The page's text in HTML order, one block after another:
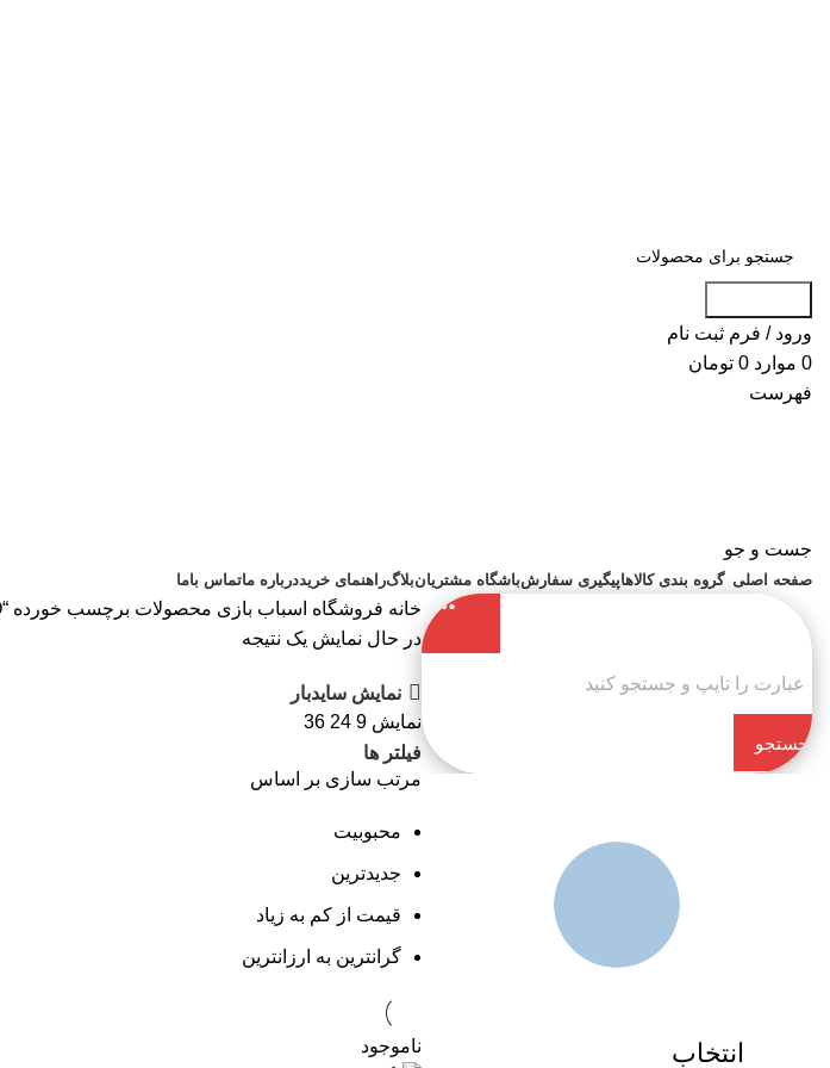
ورود / فرم ثبت نام
0 موارد 0 تومان
فهرست
جست و جو
صفحه اصلی گروه بندی کالاهاپیگیری سفارشباشگاه مشتریانبلاگراهنمای خریددرباره ماتماس باما
جستجو
انتخاب
خانه فروشگاه اسباب بازی محصولات برچسب خورده “Little Witch LEGO”
در حال نمایش یک نتیجه
نمایش سایدبار
نمایش9
24
36
فیلتر ها
مرتب سازی بر اساس
محبوبیت
جدیدترین
قیمت از کم به زیاد
گرانترین به ارزانترین
ناموجود